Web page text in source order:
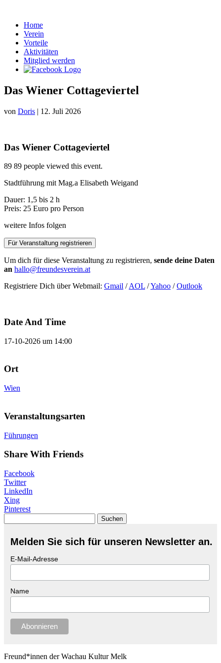
Home
Verein
Vorteile
Aktivitäten
Mitglied werden
Das Wiener Cottageviertel
von Doris | 12. Juli 2026
Das Wiener Cottageviertel
89 89 people viewed this event.
Stadtführung mit Mag.a Elisabeth Weigand
Dauer: 1,5 bis 2 h
Preis: 25 Euro pro Person
weitere Infos folgen
Für Veranstaltung registrieren
Um dich für diese Veranstaltung zu registrieren, sende deine Daten
an hallo@freundesverein.at
Registriere Dich über Webmail: Gmail /AOL /Yahoo /Outlook
Date And Time
17-10-2026 um 14:00
Ort
Wien
Veranstaltungsarten
Führungen
Share With Friends
Facebook
Twitter
LinkedIn
Xing
Pinterest
nach:
Melden Sie sich für unseren Newsletter an.
E-Mail-Adresse
Name
Freund*innen der Wachau Kultur Melk